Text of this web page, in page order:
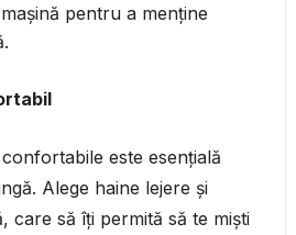
pentru a menține
este esențială
Alege haine lejere și
care să îți permită să te miști